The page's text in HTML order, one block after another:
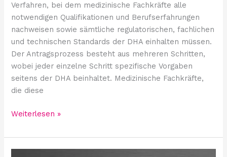
Verfahren, bei dem medizinische Fachkräfte alle
notwendigen Qualifikationen und Berufserfahrungen
nachweisen sowie sämtliche regulatorischen, fachlichen
und technischen Standards der DHA einhalten müssen.
Der Antragsprozess besteht aus mehreren Schritten,
wobei jeder einzelne Schritt spezifische Vorgaben
seitens der DHA beinhaltet. Medizinische Fachkräfte,
die diese
Weiterlesen »